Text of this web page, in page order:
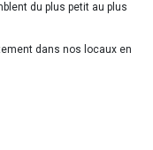
du plus petit au plus
dans nos locaux en